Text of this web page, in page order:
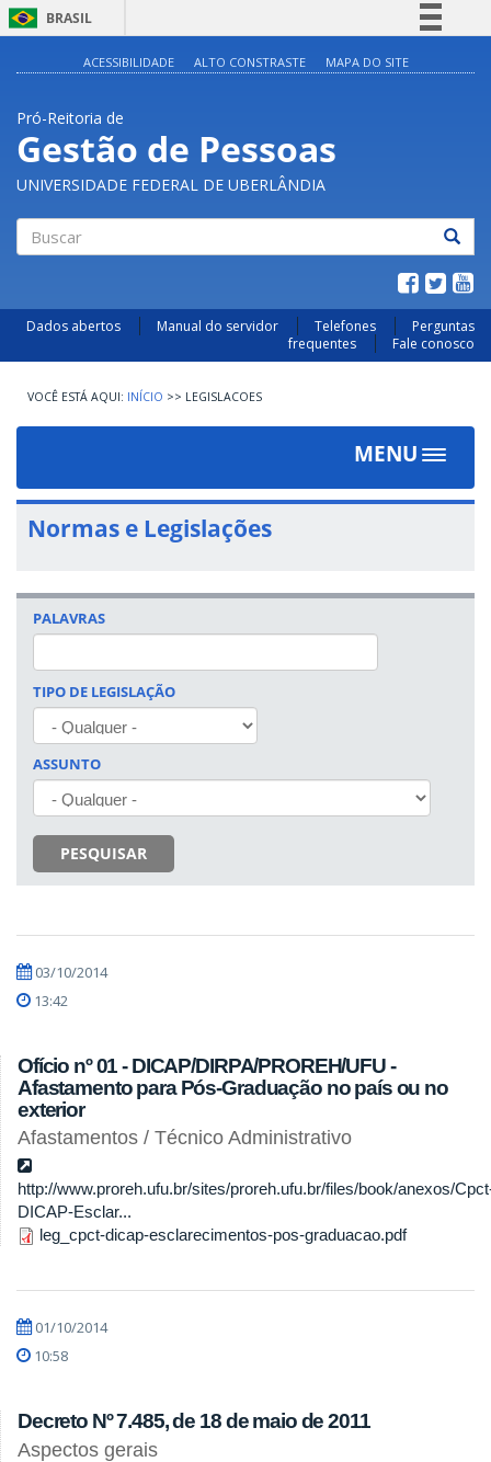
BRASIL
Acesso à informação
Legislação
Canais
ACESSIBILIDADE ALTO CONSTRASTE MAPA DO SITE
Pró-Reitoria de
Gestão de Pessoas
UNIVERSIDADE FEDERAL DE UBERLÂNDIA
Dados abertos Manual do servidor Telefones
Perguntas
frequentes
Fale conosco
INÍCIO >> LEGISLACOES
MENU
Toggle
Normas e Legislações
PALAVRAS
TIPO DE LEGISLAÇÃO
ASSUNTO
PESQUISAR
03/10/2014
13:42
Ofício nº 01 - DICAP/DIRPA/PROREH/UFU -
Afastamento para Pós-Graduação no país ou no
exterior
Afastamentos / Técnico Administrativo
http://www.proreh.ufu.br/sites/proreh.ufu.br/files/book/anexos/
DICAP-Esclar...
leg_cpct-dicap-esclarecimentos-pos-graduacao.pdf
01/10/2014
10:58
Decreto Nº 7.485, de 18 de maio de 2011
Aspectos gerais